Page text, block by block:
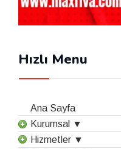
Hızlı Menu
Ana Sayfa
Kurumsal ▼
Hizmetler ▼